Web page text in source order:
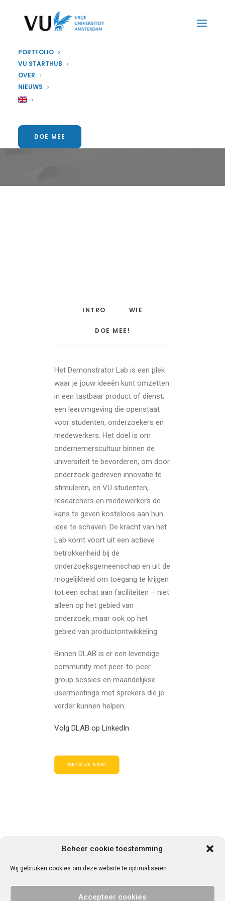
Beheer cookie toestemming
Wij gebruiken cookies om deze website te optimaliseren
Accepteer cookies
PORTFOLIO
VU STARTHUB
OVER
NIEUWS
DOE MEE
RESEARCH
research
INTRO WIE
DOE MEE!
Het Demonstrator Lab is een plek
waar je jouw ideeën kunt omzetten
in een tastbaar product of dienst;
een leeromgeving die openstaat
voor studenten, onderzoekers en
medewerkers. Het doel is om ​​
ondernemerscultuur binnen de
universiteit te bevorderen, om door
onderzoek gedreven innovatie te
stimuleren, en VU studenten,
researchers en medewerkers de
kans te geven kosteloos aan hun
idee te schaven. De kracht van het
Lab komt voort uit een actieve
betrokkenheid bij de
onderzoeksgemeenschap en uit de
mogelijkheid om toegang te krijgen
tot een schat aan faciliteiten – niet
alleen op het gebied van
onderzoek, maar ook op het
gebied van productontwikkeling.
Binnen DLAB is er een levendige
community met peer-to-peer
group sessies en maandelijkse
usermeetings met sprekers die je
verder kunnen helpen.
Volg DLAB op LinkedIn
MELD JE AAN!
© 2025 Vrije Universiteit Amsterdam. Alle rechten voorbehouden.Privacy
verklaring.Contact met VU Ondernemend